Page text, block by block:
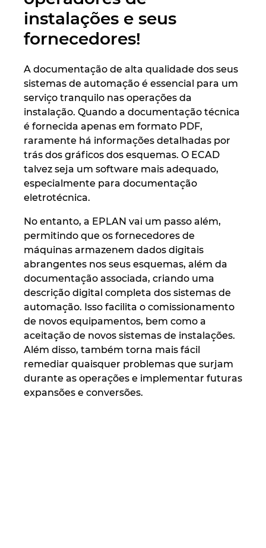
instalações e seus
fornecedores!
A documentação de alta qualidade dos seus
sistemas de automação é essencial para um
serviço tranquilo nas operações da
instalação. Quando a documentação técnica
é fornecida apenas em formato PDF,
raramente há informações detalhadas por
trás dos gráficos dos esquemas. O ECAD
talvez seja um software mais adequado,
especialmente para documentação
eletrotécnica.
No entanto, a EPLAN vai um passo além,
permitindo que os fornecedores de
máquinas armazenem dados digitais
abrangentes nos seus esquemas, além da
documentação associada, criando uma
descrição digital completa dos sistemas de
automação. Isso facilita o comissionamento
de novos equipamentos, bem como a
aceitação de novos sistemas de instalações.
Além disso, também torna mais fácil
remediar quaisquer problemas que surjam
durante as operações e implementar futuras
expansões e conversões.
Ukraine
United Arab Emirates
United Kingdom
United States